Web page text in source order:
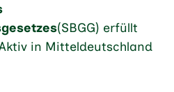
(SBGG) erfüllt
in Mitteldeutschland